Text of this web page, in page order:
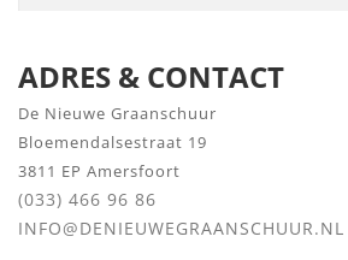
ADRES & CONTACT
De Nieuwe Graanschuur
Bloemendalsestraat 19
3811 EP Amersfoort
(033) 466 96 86
INFO@DENIEUWEGRAANSCHUUR.NL